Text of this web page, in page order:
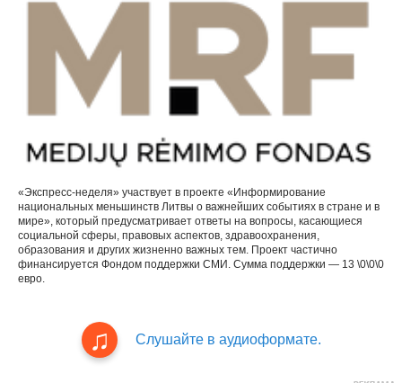
«Экспресс-неделя» участвует в проекте «Информирование
национальных меньшинств Литвы о важнейших событиях в стране и в
мире», который предусматривает ответы на вопросы, касающиеся
социальной сферы, правовых аспектов, здравоохранения,
образования и других жизненно важных тем. Проект частично
финансируется Фондом поддержки СМИ. Сумма поддержки — 13 \0\0\0
евро.
Слушайте в аудиоформате.